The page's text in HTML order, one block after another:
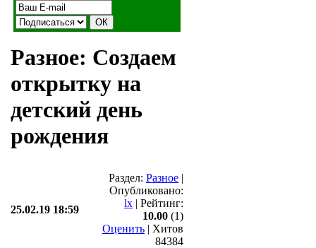
Разное: Создаем
открытку на
детский день
рождения
25.02.19 18:59
Раздел: Разное |
Опубликовано:
lx | Рейтинг:
10.00 (1)
Оценить | Хитов
84384